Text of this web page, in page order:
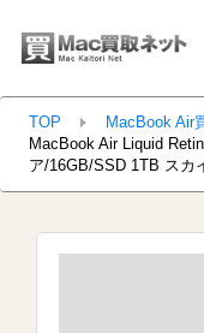
TOP
MacBook Air
MacBook Air Liquid
ア/16GB/SSD 1TB スカ